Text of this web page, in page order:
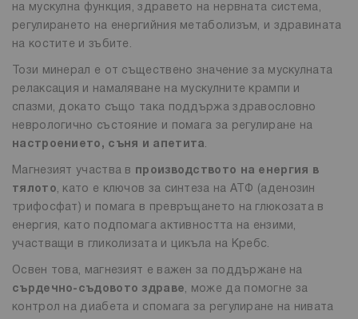
на мускулна функция, здравето на нервната система,
регулирането на енергийния метаболизъм, и здравината
на костите и зъбите.
Този минерал е от съществено значение за мускулната
релаксация и намаляване на мускулните крампи и
спазми, докато също така поддържа здравословно
неврологично състояние и помага за регулиране на
настроението, съня и апетита.
Магнезият участва в
производството на енергия в
тялото, като е ключов за синтеза на АТФ (аденозин
трифосфат) и помага в превръщането на глюкозата в
енергия, като подпомага активността на ензими,
участващи в гликолизата и цикъла на Кребс.
Освен това, магнезият е важен за поддържане на
сърдечно-съдовото здраве, може да помогне за
контрол на диабета и спомага за регулиране на нивата